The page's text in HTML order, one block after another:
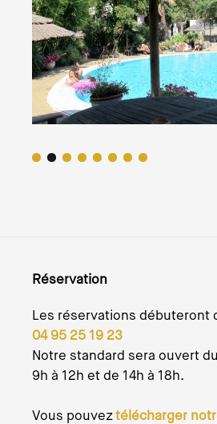
Réservation
Les réservations débuteront
04 95 25 19 23
Notre standard sera ouvert
9h à 12h et de 14h à 18h.
Vous pouveztélécharger